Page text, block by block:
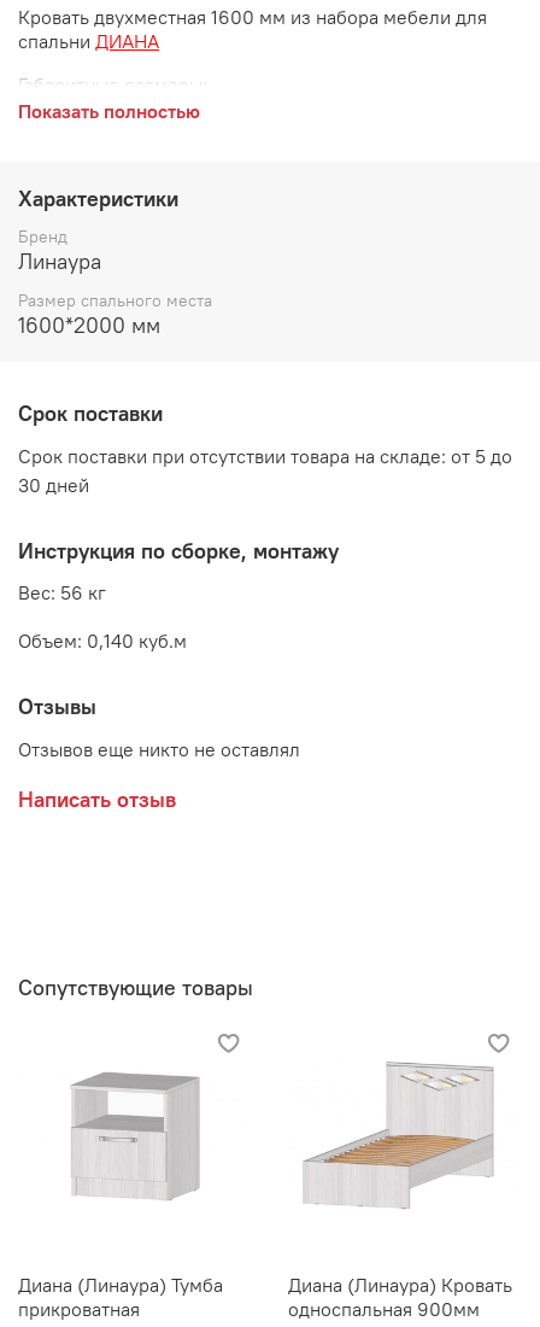
Кровать двухместная 1600 мм из набора мебели для
спальни ДИАНА
Габаритные размеры:
высота 912 мм
Спальное место:
Цвет:Анкор светлый
зеркало с фацетом
Декоративное стекло выполнено по специальной
технологии
Дополнительно рекомендуется приобрести матрас, в
комплект не входит
Мебельная фабрика ЛИНАУРА
Показать полностью
Характеристики
Бренд
Линаура
Размер спального места
1600*2000 мм
Срок поставки
Срок поставки при отсутствии товара на складе: от 5 до
30 дней
Инструкция по сборке, монтажу
Вес: 56 кг
Объем: 0,140 куб.м
Отзывы
Отзывов еще никто не оставлял
Написать отзыв
Сопутствующие товары
Диана (Линаура) Тумба
прикроватная
Диана (Линаура) Кровать
односпальная 900мм